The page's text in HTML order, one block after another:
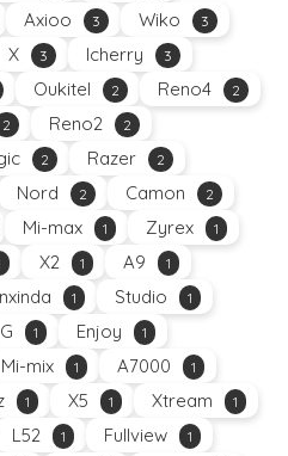
Axioo 3 Wiko 3
X 3 Icherry 3
Oukitel 2 Reno4 2
2 Reno2 2
2 Razer 2
Nord 2 Camon 2
Mi-max 1 Zyrex 1
X2 1 A9 1
1 Studio 1
G 1 Enjoy 1
Mi-mix 1 A7000 1
1 X5 1 Xtream 1
L52 1 Fullview 1